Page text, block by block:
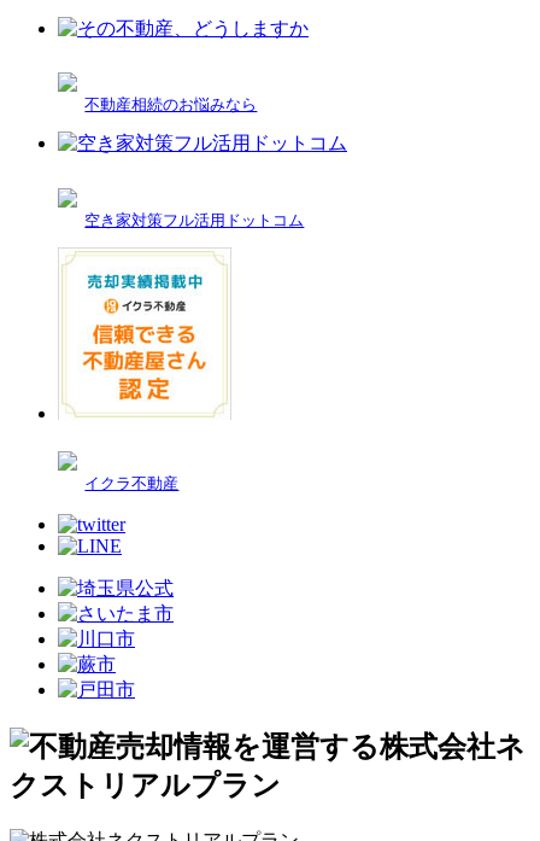
不動産相続のお悩みなら
空き家対策フル活用ドットコム
イクラ不動産